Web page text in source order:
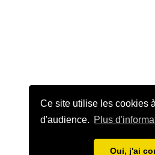
Ce site utilise les cookies
d'audience. Plus
Oui, j'ai